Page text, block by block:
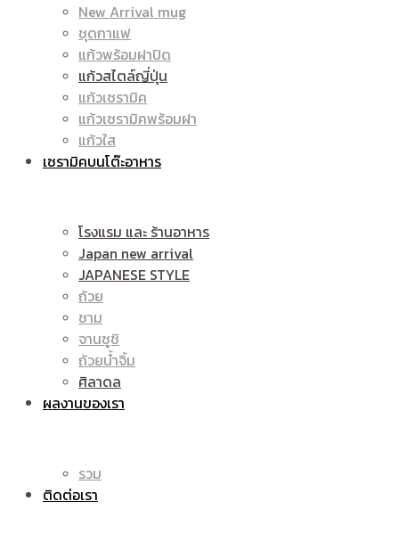
|
แก้ว
ราคา
แก้ว
New Arrival mug
ชุดกาแฟ
แก้วพร้อมฝาปิด
แก้วสไตล์ญี่ปุ่น
แก้วเซรามิค
แก้วเซรามิคพร้อมฝา
แก้วใส
เซรามิคบนโต๊ะอาหาร
โรงแรม และ ร้านอาหาร
Japan new arrival
JAPANESE STYLE
ถ้วย
ชาม
จานซูชิ
ถ้วยน้ำจิ้ม
ศิลาดล
ผลงานของเรา
รวม
ติดต่อเรา